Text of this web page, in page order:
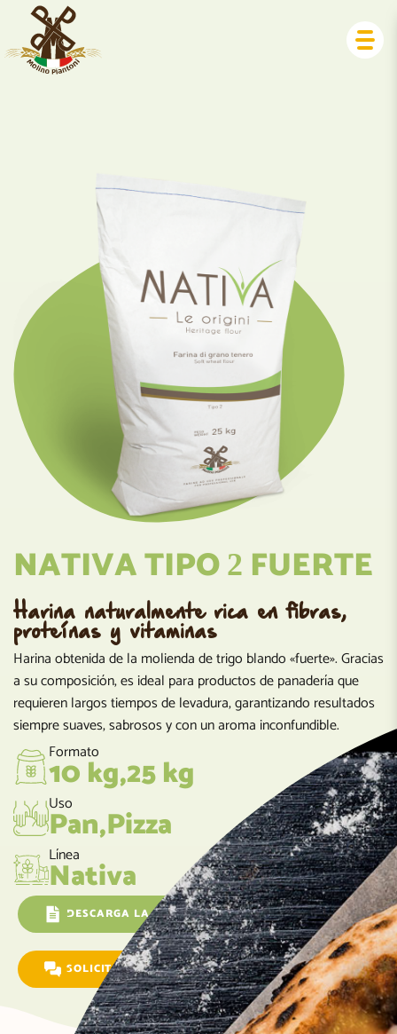
NATIVA TIPO 2 FUERTE
Harina naturalmente rica en fibras,
proteínas y vitaminas
Harina obtenida de la molienda de trigo blando «fuerte». Gracias
a su composición, es ideal para productos de panadería que
requieren largos tiempos de levadura, garantizando resultados
siempre suaves, sabrosos y con un aroma inconfundible.
Formato
10 kg,25 kg
Uso
Pan,Pizza
Línea
Nativa
DESCARGA LA FICHA TÉCNICA
SOLICITAR INFORMACIÓN